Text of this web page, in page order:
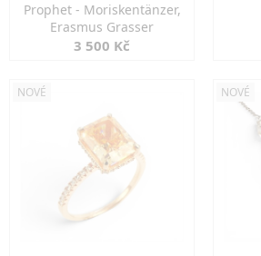
Prophet - Moriskentänzer,
Erasmus Grasser
3 500 Kč
NOVÉ NOVÉ